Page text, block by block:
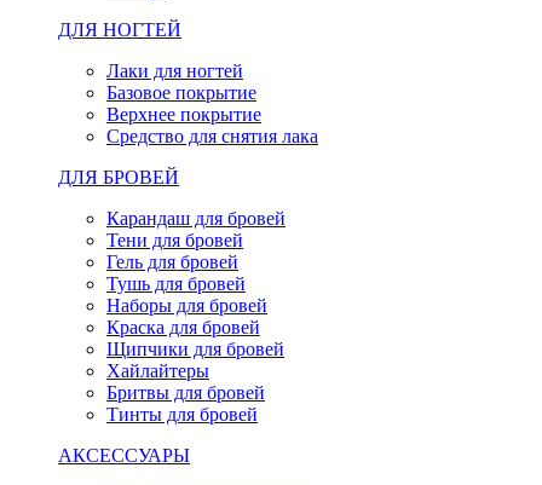
ДЛЯ НОГТЕЙ
Лаки для ногтей
Базовое покрытие
Верхнее покрытие
Средство для снятия лака
ДЛЯ БРОВЕЙ
Карандаш для бровей
Тени для бровей
Гель для бровей
Тушь для бровей
Наборы для бровей
Краска для бровей
Щипчики для бровей
Хайлайтеры
Бритвы для бровей
Тинты для бровей
АКСЕССУАРЫ